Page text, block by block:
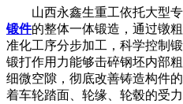
山西永鑫生重工依托大型
锻件的整体一体锻造，通过镦
准化工序分步加工，科学控制
锻打作用力能够击碎钢坯内部
细微空隙，彻底改善铸造构件
着车轮踏面、轮缘、轮毂的受